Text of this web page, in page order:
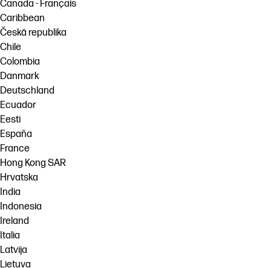
Canada - Français
Caribbean
Česká republika
Chile
Colombia
Danmark
Deutschland
Ecuador
Eesti
España
France
Hong Kong SAR
Hrvatska
India
Indonesia
Ireland
Italia
Latvija
Lietuva